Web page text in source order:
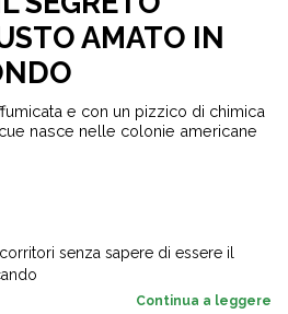
AMATO IN
e con un pizzico di chimica
nasce nelle colonie americane
Continua a leggere